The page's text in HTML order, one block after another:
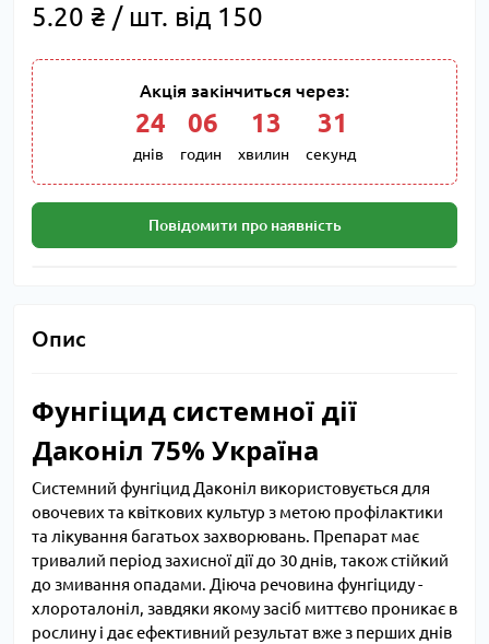
5.20 ₴ / шт. від 150
Акція закінчиться через:
24
днів
06
годин
13
хвилин
30
секунд
Повідомити про наявність
Опис
Фунгіцид системної дії
Даконіл 75% Україна
Системний фунгіцид Даконіл використовується для
овочевих та квіткових культур з метою профілактики
та лікування багатьох захворювань. Препарат має
тривалий період захисної дії до 30 днів, також стійкий
до змивання опадами. Діюча речовина фунгіциду -
хлороталоніл, завдяки якому засіб миттєво проникає в
рослину і дає ефективний результат вже з перших днів